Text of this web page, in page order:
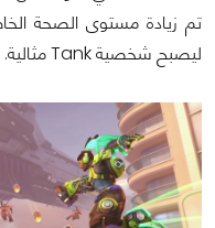
ليصبح شخصية Tank مثالية.